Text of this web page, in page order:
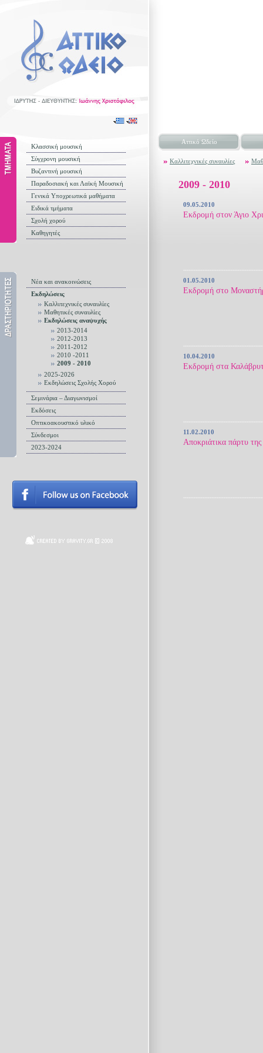
Κλασσική μουσική
Σύγχρονη μουσική
Βυζαντινή μουσική
Παραδοσιακή και Λαϊκή Μουσική
Γενικά Υποχρεωτικά μαθήματα
Ειδικά τμήματα
Σχολή χορού
Καθηγητές
Νέα και ανακοινώσεις
Εκδηλώσεις
Καλλιτεχνικές συναυλίες
Μαθητικές συναυλίες
Εκδηλώσεις αναψυχής
2013-2014
2012-2013
2011-2012
2010 -2011
2009 - 2010
2025-2026
Εκδηλώσεις Σχολής Χορού
Σεμινάρια – Διαγωνισμοί
Εκδόσεις
Οπτικοακουστικό υλικό
Σύνδεσμοι
2023-2024
Αττικό Ωδείο
Καλλιτεχνικές συναυλίες
2009 - 2010
09.05.2010
Εκδρομή στον Άγιο
01.05.2010
Εκδρομή στο
10.04.2010
Εκδρομή στα
11.02.2010
Αποκριάτικα πάρτυ